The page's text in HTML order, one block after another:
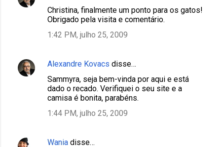
Christina, finalmente um ponto para os gatos!
Obrigado pela visita e comentário.
1:42 PM, julho 25, 2009
Alexandre Kovacs disse…
Sammyra, seja bem-vinda por aqui e está
dado o recado. Verifiquei o seu site e a
camisa é bonita, parabéns.
1:44 PM, julho 25, 2009
Wania disse…